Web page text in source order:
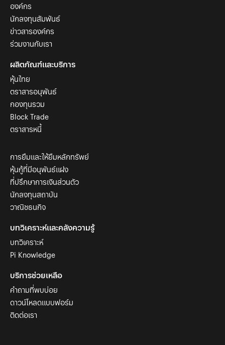
องค์กร
นักลงทุนสัมพันธ์
ข่าวสารองค์กร
ร่วมงานกับเรา
ผลิตภัณฑ์และบริการ
หุ้นไทย
ตราสารอนุพันธ์
กองทุนรวม
Block Trade
ตราสารหนี้
การยืมและให้ยืมหลักทรัพย์
หุ้นกู้ที่มีอนุพันธ์แฝง
ที่ปรึกษาการเงินส่วนตัว
นักลงทุนสถาบัน
วาณิชธนกิจ
บทวิเคราะห์และคลังความรู้
บทวิเคราะห์
Pi Knowledge
บริการช่วยเหลือ
คำถามที่พบบ่อย
ดาวน์โหลดแบบฟอร์ม
ติดต่อเรา